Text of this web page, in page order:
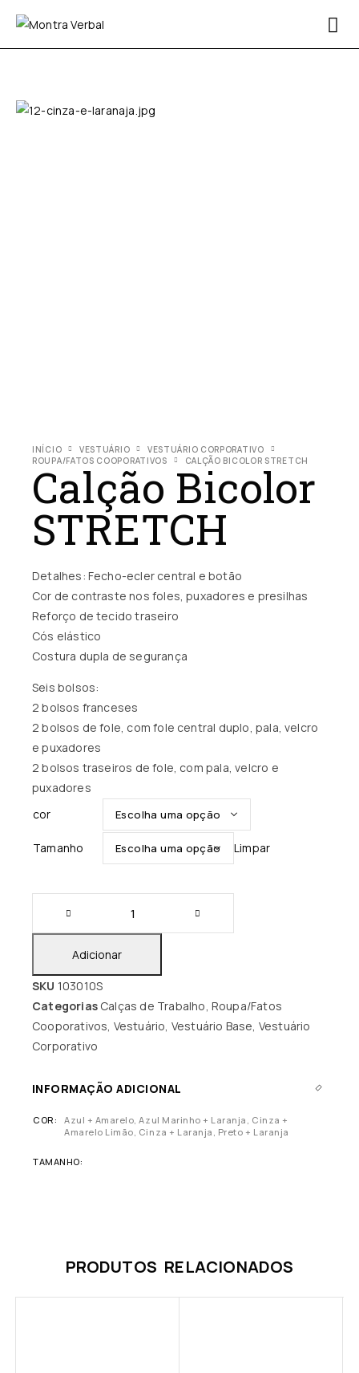
INÍCIO VESTUÁRIO
VESTUÁRIO CORPORATIVO
ROUPA/FATOS COOPORATIVOS
CALÇÃO BICOLOR STRETCH
Calção Bicolor
STRETCH
Detalhes: Fecho-ecler central e botão
Cor de contraste nos foles, puxadores e presilhas
Reforço de tecido traseiro
Cós elástico
Costura dupla de segurança
Seis bolsos:
2 bolsos franceses
2 bolsos de fole, com fole central duplo, pala, velcro
e puxadores
2 bolsos traseiros de fole, com pala, velcro e
puxadores
cor
Tamanho Limpar
Adicionar
SKU 103010S
Categorias Calças de Trabalho, Roupa/Fatos
Cooporativos, Vestuário, Vestuário Base, Vestuário
Corporativo
INFORMAÇÃO ADICIONAL
COR
Azul + Amarelo, Azul Marinho + Laranja, Cinza +
Amarelo Limão, Cinza + Laranja, Preto + Laranja
TAMANHO
PRODUTOS RELACIONADOS